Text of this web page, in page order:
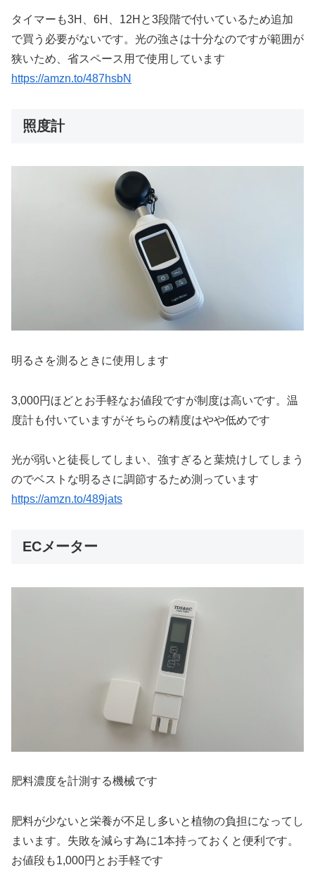
タイマーも3H、6H、12Hと3段階で付いているため追加
で買う必要がないです。光の強さは十分なのですが範囲が
狭いため、省スペース用で使用しています
https://amzn.to/487hsbN
照度計
明るさを測るときに使用します
3,000円ほどとお手軽なお値段ですが制度は高いです。温
度計も付いていますがそちらの精度はやや低めです
光が弱いと徒長してしまい、強すぎると葉焼けしてしまう
のでベストな明るさに調節するため測っています
https://amzn.to/489jats
ECメーター
肥料濃度を計測する機械です
肥料が少ないと栄養が不足し多いと植物の負担になってし
まいます。失敗を減らす為に1本持っておくと便利です。
お値段も1,000円とお手軽です